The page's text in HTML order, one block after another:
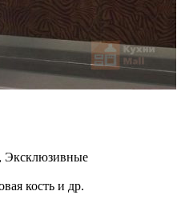
Эксклюзивные
кость и др.